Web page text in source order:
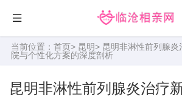
当前位置： 首页> 昆明> 昆明非淋性前列腺炎
院与个性化方案的深度剖析
昆明非淋性前列腺炎治疗